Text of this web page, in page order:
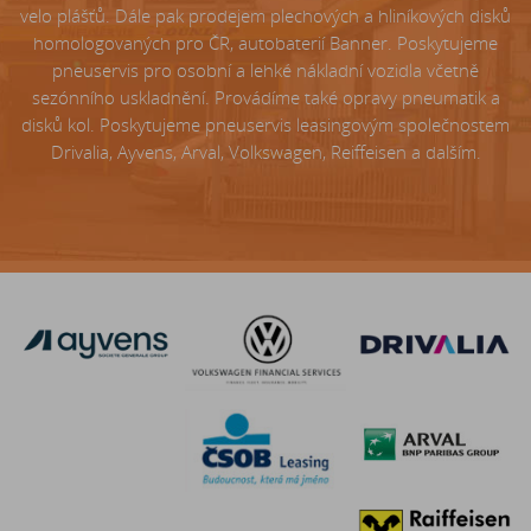
velo plášťů. Dále pak prodejem plechových a hliníkových disků
homologovaných pro ČR, autobaterií Banner. Poskytujeme
pneuservis pro osobní a lehké nákladní vozidla včetně
sezónního uskladnění. Provádíme také opravy pneumatik a
disků kol. Poskytujeme pneuservis leasingovým společnostem
Drivalia, Ayvens, Arval, Volkswagen, Reiffeisen a dalším.